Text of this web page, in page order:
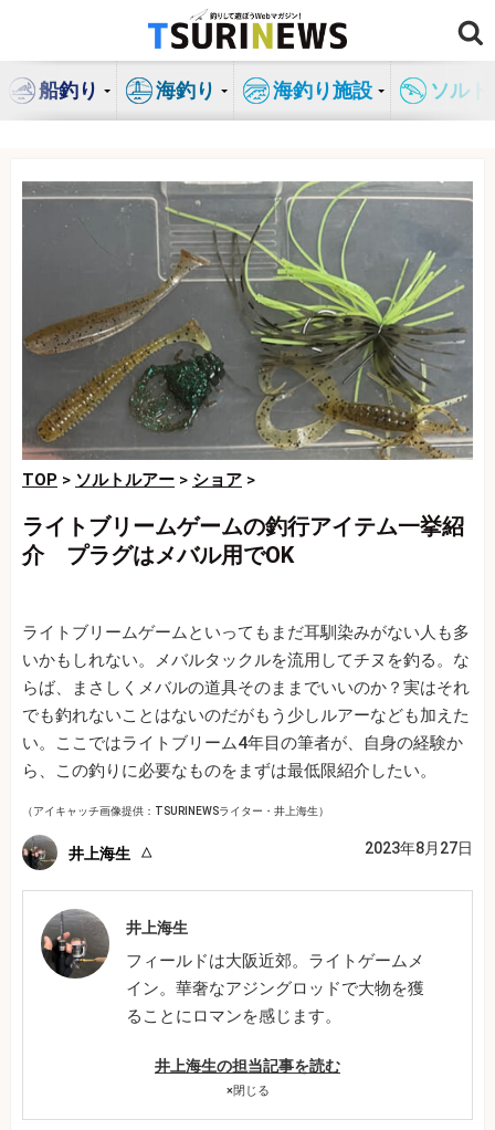
ン
船釣り 海釣り 海釣り施設 ソル
TOP > ソルトルアー > ショア >
ライトブリームゲームの釣行アイテム一挙紹
介 プラグはメバル用でOK
ライトブリームゲームといってもまだ耳馴染みがない人も多
いかもしれない。メバルタックルを流用してチヌを釣る。な
らば、まさしくメバルの道具そのままでいいのか？実はそれ
でも釣れないことはないのだがもう少しルアーなども加えた
い。ここではライトブリーム4年目の筆者が、自身の経験か
ら、この釣りに必要なものをまずは最低限紹介したい。
（アイキャッチ画像提供：TSURINEWSライター・井上海生）
井上海生 2023年8月27日
井上海生
フィールドは大阪近郊。ライトゲームメ
イン。華奢なアジングロッドで大物を獲
ることにロマンを感じます。
井上海生の担当記事を読む
×閉じる